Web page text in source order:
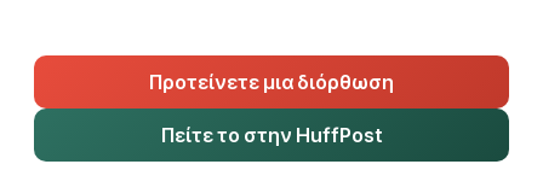
Προτείνετε μια διόρθωση
Πείτε το στην HuffPost